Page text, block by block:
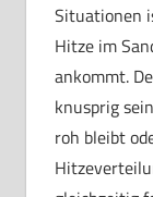
Situationen
Hitze im
ankommt.
knusprig
roh bleibt